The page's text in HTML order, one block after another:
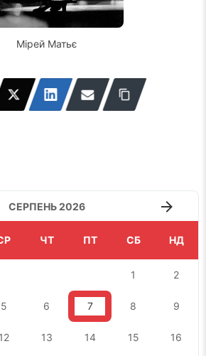
Мірей Матьє
СЕРПЕНЬ 2026
ЧТ ПТ СБ НД
1 2
5 6 7 8 9
12 13 14 15 16